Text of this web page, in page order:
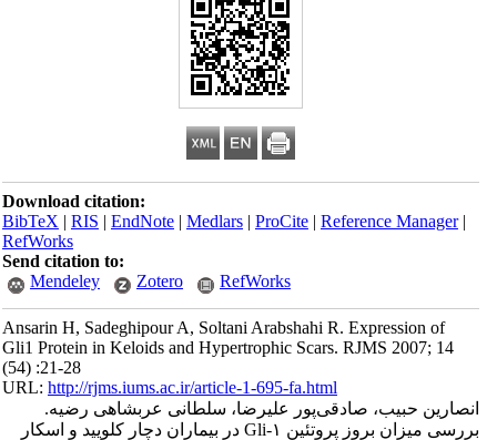
Download citation:
BibTeX|RIS|EndNote|Medlars|ProCite|Reference Manager
RefWorks
Send citation to:
Mendeley
Zotero RefWorks
Ansarin H, Sadeghipour A, Soltani Arabshahi R. Expression of
Gli1 Protein in Keloids and Hypertrophic Scars. RJMS 2007; 14
(54) :21-28
URL:http://rjms.iums.ac.ir/article-1-695-fa.html
انصارین حبیب، صادقی‌پور علیرضا، سلطانی عربشاهی رضیه.
بررسی میزان بروز پروتئین Gli-۱ در بیماران دچار کلویید و اسکار